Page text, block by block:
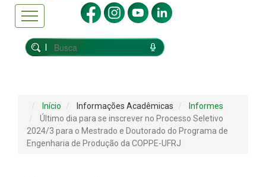
Início Informações Acadêmicas
Informes
Último dia para se inscrever no Processo Seletivo
2024/3 para o Mestrado e Doutorado do Programa de
Engenharia de Produção da COPPE-UFRJ